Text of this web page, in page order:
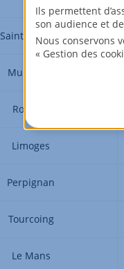
Saint-Étienne
Mulhouse
Roubaix
Limoges
Perpignan
Tourcoing
Le Mans
Ils permettent
son audience et
Nous conservons
« Gestion des